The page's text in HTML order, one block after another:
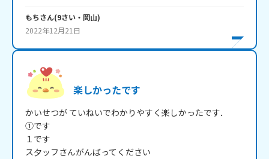
もちさん(9さい・ 岡山)
2022年12月21日
楽しかったです
かいせつが ていねいでわかりやすく楽しかったです．
①です
１です
ス夕ッフさんがんばってください